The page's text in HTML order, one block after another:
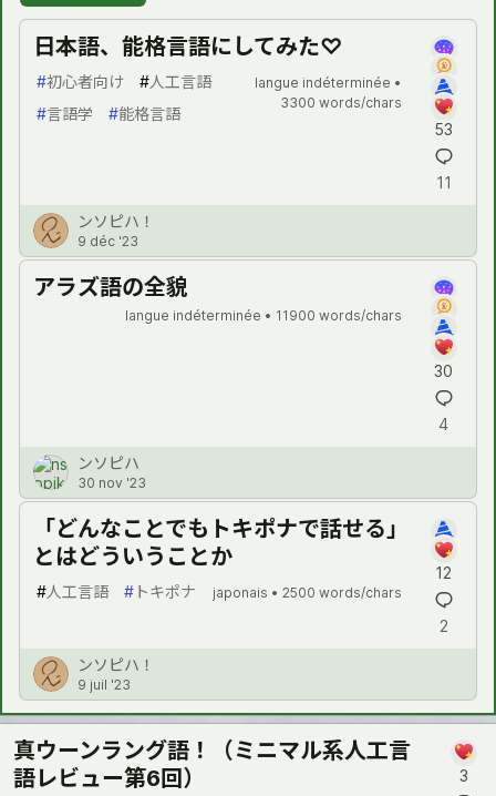
日本語、能格言語にしてみた♡
#初心者向け #人工言語
#言語学 #能格言語
langue indéterminée •
3300 words/chars
53
11
ンソピハ！
9 déc '23
アラズ語の全貌
langue indéterminée • 11900 words/chars
30
4
ンソピハ
30 nov '23
「どんなことでもトキポナで話せる」
とはどういうことか
#人工言語 # トキポナ japonais • 2500 words/chars
12
2
ンソピハ！
9 juil '23
真ウーンラング語！（ミニマル系人工言
語レビュー第6回）
3